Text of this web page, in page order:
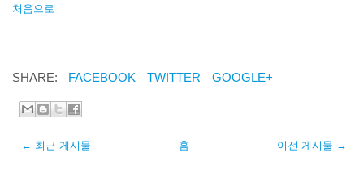
처음으로
SHARE: FACEBOOK TWITTER GOOGLE+
← 최근 게시물 이전 게시물 →
홈